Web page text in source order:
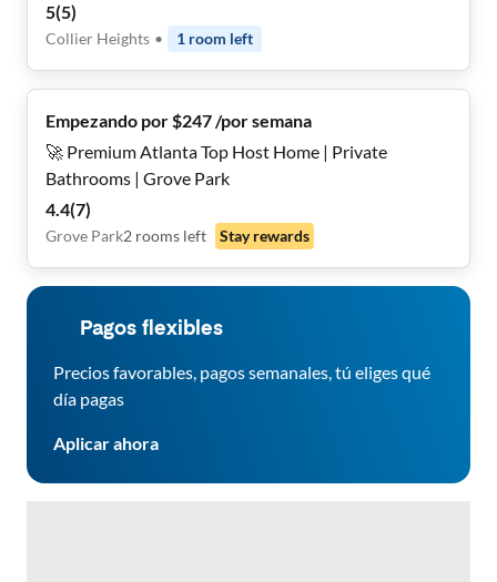
5(5)
Collier Heights • 1 room left
Empezando por $247 /por semana
🚀 Premium Atlanta Top Host Home | Private
Bathrooms | Grove Park
4.4(7)
Grove Park2 rooms left Stay rewards
Pagos flexibles
Precios favorables, pagos semanales, tú eliges qué
día pagas
Aplicar ahora